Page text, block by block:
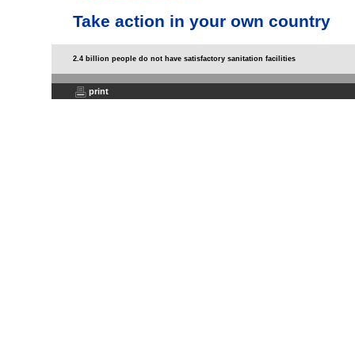
Take action in your own country
2.4 billion people do not have satisfactory sanitation facilities
print